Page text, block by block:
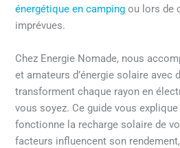
énergétique en camping ou lors de
imprévues.
Chez Energie Nomade, nous
et amateurs d’énergie solaire
transforment chaque rayon en
vous soyez. Ce guide vous
fonctionne la recharge solaire de
facteurs influencent son